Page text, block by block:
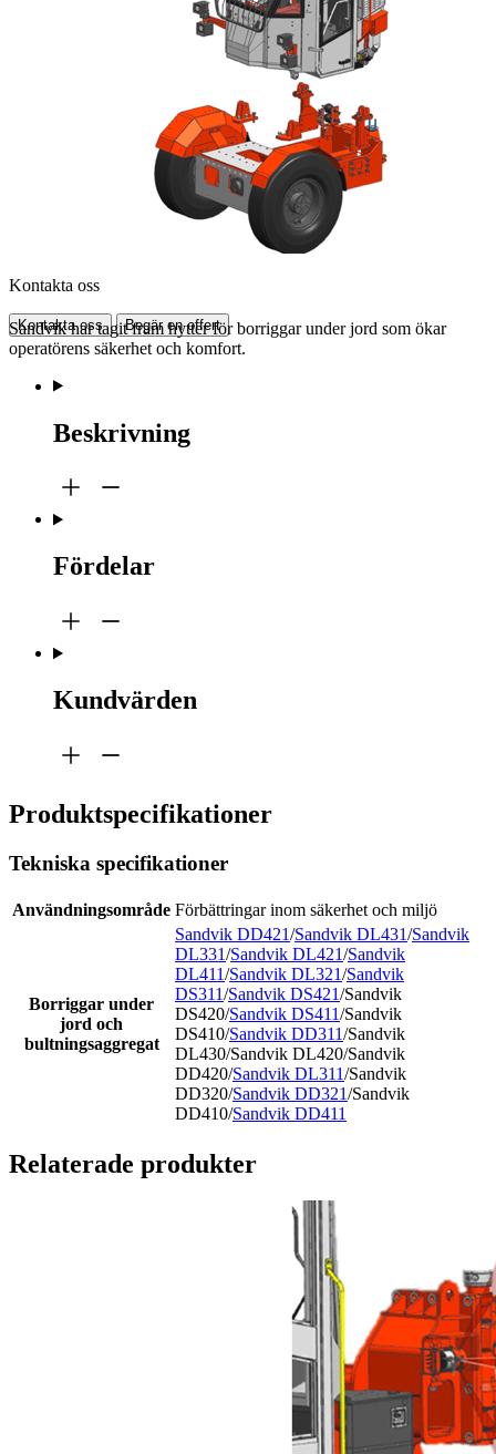
Kontakta oss
Kontakta oss Begär en offert
Sandvik har tagit fram hytter för borriggar under jord som ökar
operatörens säkerhet och komfort.
Beskrivning
Fördelar
Kundvärden
Produktspecifikationer
Tekniska specifikationer
Användningsområde Förbättringar inom säkerhet och miljö
Borriggar under
jord och
bultningsaggregat
Sandvik DD421/Sandvik DL431/Sandvik
DL331/Sandvik DL421/Sandvik
DL411/Sandvik DL321/Sandvik
DS311/Sandvik DS421/Sandvik
DS420/Sandvik DS411/Sandvik
DS410/Sandvik DD311/Sandvik
DL430/Sandvik DL420/Sandvik
DD420/Sandvik DL311/Sandvik
DD320/Sandvik DD321/Sandvik
DD410/Sandvik DD411
Relaterade produkter